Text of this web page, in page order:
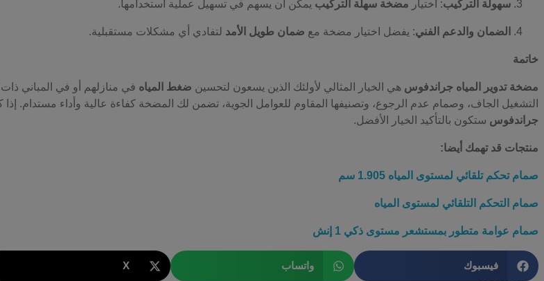
سهولة التركيب: اختيار مضخة سهلة التركيب يمكن أن يسهم في تسهيل عملية استخدامها.
الضمان والدعم الفني: يفضل اختيار مضخة مع ضمان طويل الأمد لتفادي أي مشكلات مستقبلية.
خاتمة
مضخة تدوير المياه جراندفوس هي الخيار المثالي لأولئك الذين يسعون لتحسين ضغط المياه في منازلهم أو في المباني ذات
التشغيل الجاف، وصمام عدم الرجوع، وتصنيفها المقاوم للعوامل الجوية، تضمن لك المضخة كفاءة عالية وأداء
جراندفوس ستكون بالتأكيد الخيار الأفضل.
منتجات قد تهمك أيضا:
صمام تحكم تلقائي لمستوى المياه 1.905 سم
صمام التحكم التلقائي لمستوى المياه
صمام عوامة متطور بمستشعر مستوى ذكي 1 إنش
فيسبوك واتساب X